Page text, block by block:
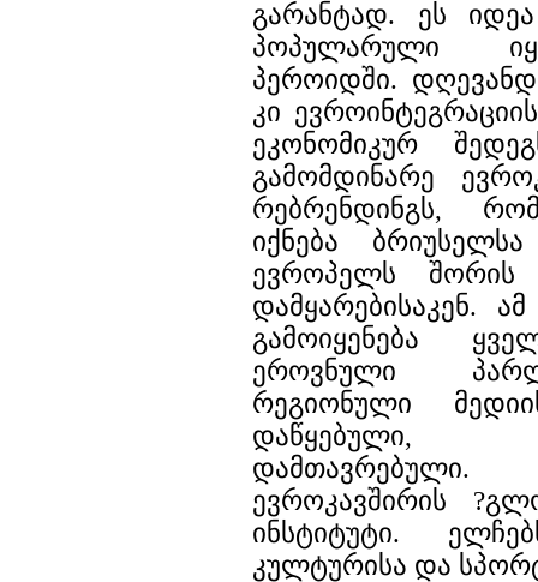
გარანტად. ეს
პოპულარული
პეროიდში.
კი
ეკონომიკურ
გამომდინარე
რებრენდინგს,
იქნება
ევროპელს შორის
დამყარებისაკენ.
გამოიყენება
ეროვნული
რეგიონული
დაწყებული,
ევროკავშირის
ინსტიტუტი.
კულტურისა და